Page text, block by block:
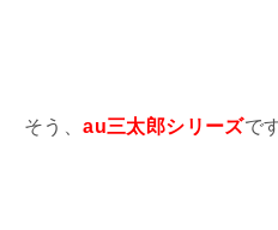
そう、au三太郎シリーズで